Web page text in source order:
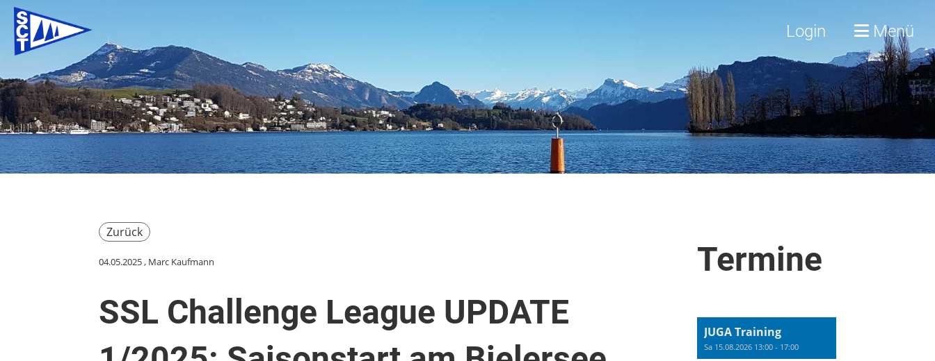
Login Menü
Zurück
04.05.2025, Marc Kaufmann
SSL Challenge League UPDATE
Termine
JUGA Training
Sa 15.08.2026 13:00 - 17:00